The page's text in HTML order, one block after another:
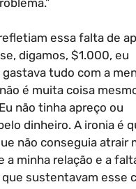
essa falta de
digamos, $1.000, eu
tudo com a
é muita coisa
não tinha apreço ou
dinheiro. A ironia é
não conseguia atrair
a minha relação e a
sustentavam esse